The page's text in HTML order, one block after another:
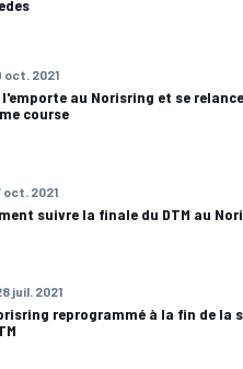
oct. 2021
l'emporte au Norisring et se
course
oct. 2021
suivre la finale du DTM au
juil. 2021
reprogrammé à la fin de la